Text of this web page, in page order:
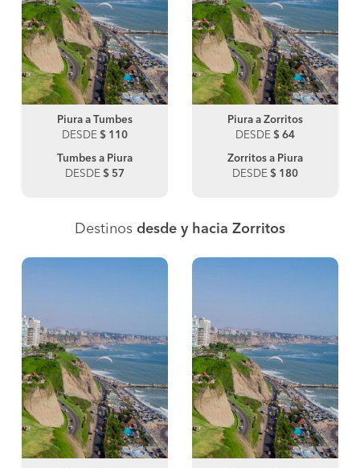
Piura a Tumbes
DESDE $ 110
Tumbes a Piura
DESDE $ 57
Piura a Zorritos
DESDE $ 64
Zorritos a Piura
DESDE $ 180
Destinos desde y hacia Zorritos